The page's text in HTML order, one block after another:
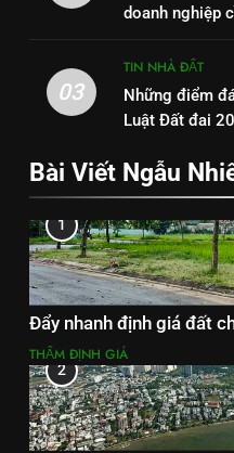
doanh nghiệp
03
TIN NHÀ ĐẤT
Những điểm
Luật Đất đai
Bài Viết Ngẫu
1
Đẩy nhanh định giá đất
THẨM ĐỊNH GIÁ
2